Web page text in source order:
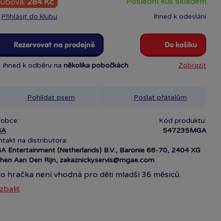
284 Kč
Přihlásit do klubu Ihned k odeslání
Rezervovat na prodejně Do košíku
Ihned k odběru naněkolika pobočkách Zobrazit
Pohlídat psem Poslat přátelům
Kód produktu:
547235MGA
na distributora:
Entertainment (Netherlands) B.V., Baronie 68-70, 2404 XG
Aan Den Rijn, zakaznickyservis@mgae.com
hračka není vhodná pro děti mladší 36 měsíců.
malé části, kteeré mohou být vdechnuty nebo